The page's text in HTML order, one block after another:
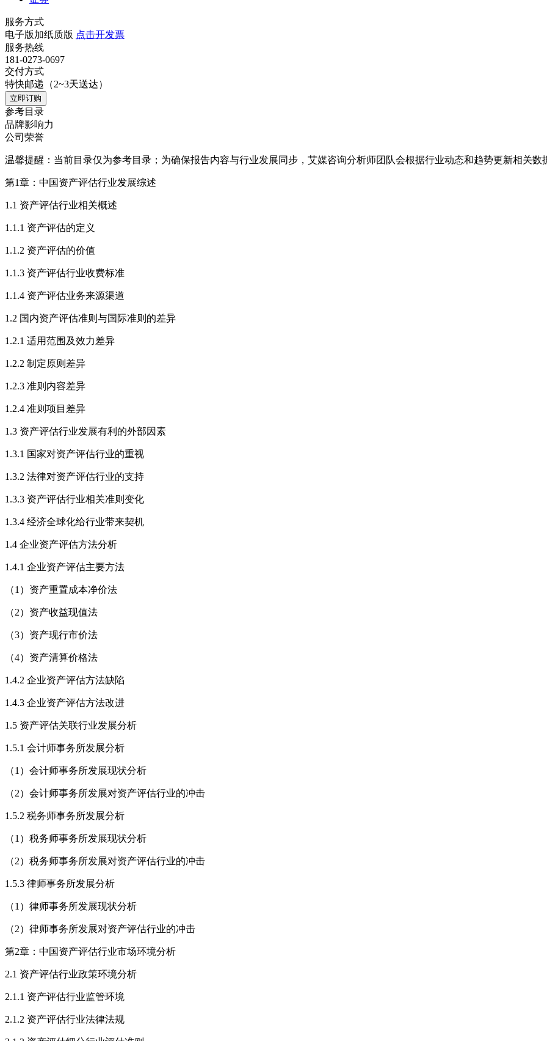
服务方式
电子版加纸质版 点击开发票
服务热线
181-0273-0697
交付方式
特快邮递（2~3天送达）
立即订购
参考目录
品牌影响力
公司荣誉
温馨提醒：当前目录仅为参考目录；为确保报告内容与行业发展同步，艾媒咨询分析师团队会根据行业动态和趋势更新相关
第1章：中国资产评估行业发展综述
1.1 资产评估行业相关概述
1.1.1 资产评估的定义
1.1.2 资产评估的价值
1.1.3 资产评估行业收费标准
1.1.4 资产评估业务来源渠道
1.2 国内资产评估准则与国际准则的差异
1.2.1 适用范围及效力差异
1.2.2 制定原则差异
1.2.3 准则内容差异
1.2.4 准则项目差异
1.3 资产评估行业发展有利的外部因素
1.3.1 国家对资产评估行业的重视
1.3.2 法律对资产评估行业的支持
1.3.3 资产评估行业相关准则变化
1.3.4 经济全球化给行业带来契机
1.4 企业资产评估方法分析
1.4.1 企业资产评估主要方法
（1）资产重置成本净价法
（2）资产收益现值法
（3）资产现行市价法
（4）资产清算价格法
1.4.2 企业资产评估方法缺陷
1.4.3 企业资产评估方法改进
1.5 资产评估关联行业发展分析
1.5.1 会计师事务所发展分析
（1）会计师事务所发展现状分析
（2）会计师事务所发展对资产评估行业的冲击
1.5.2 税务师事务所发展分析
（1）税务师事务所发展现状分析
（2）税务师事务所发展对资产评估行业的冲击
1.5.3 律师事务所发展分析
（1）律师事务所发展现状分析
（2）律师事务所发展对资产评估行业的冲击
第2章：中国资产评估行业市场环境分析
2.1 资产评估行业政策环境分析
2.1.1 资产评估行业监管环境
2.1.2 资产评估行业法律法规